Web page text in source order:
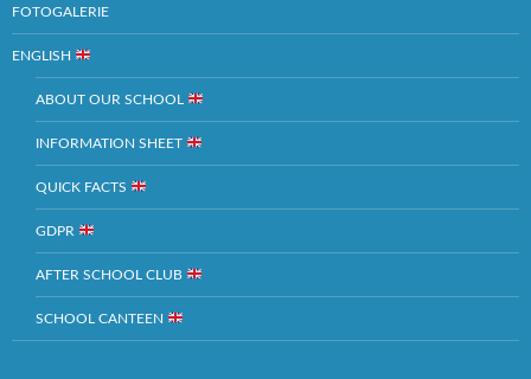
FOTOGALERIE
ENGLISH
ABOUT OUR SCHOOL
INFORMATION SHEET
QUICK FACTS
GDPR
AFTER SCHOOL CLUB
SCHOOL CANTEEN